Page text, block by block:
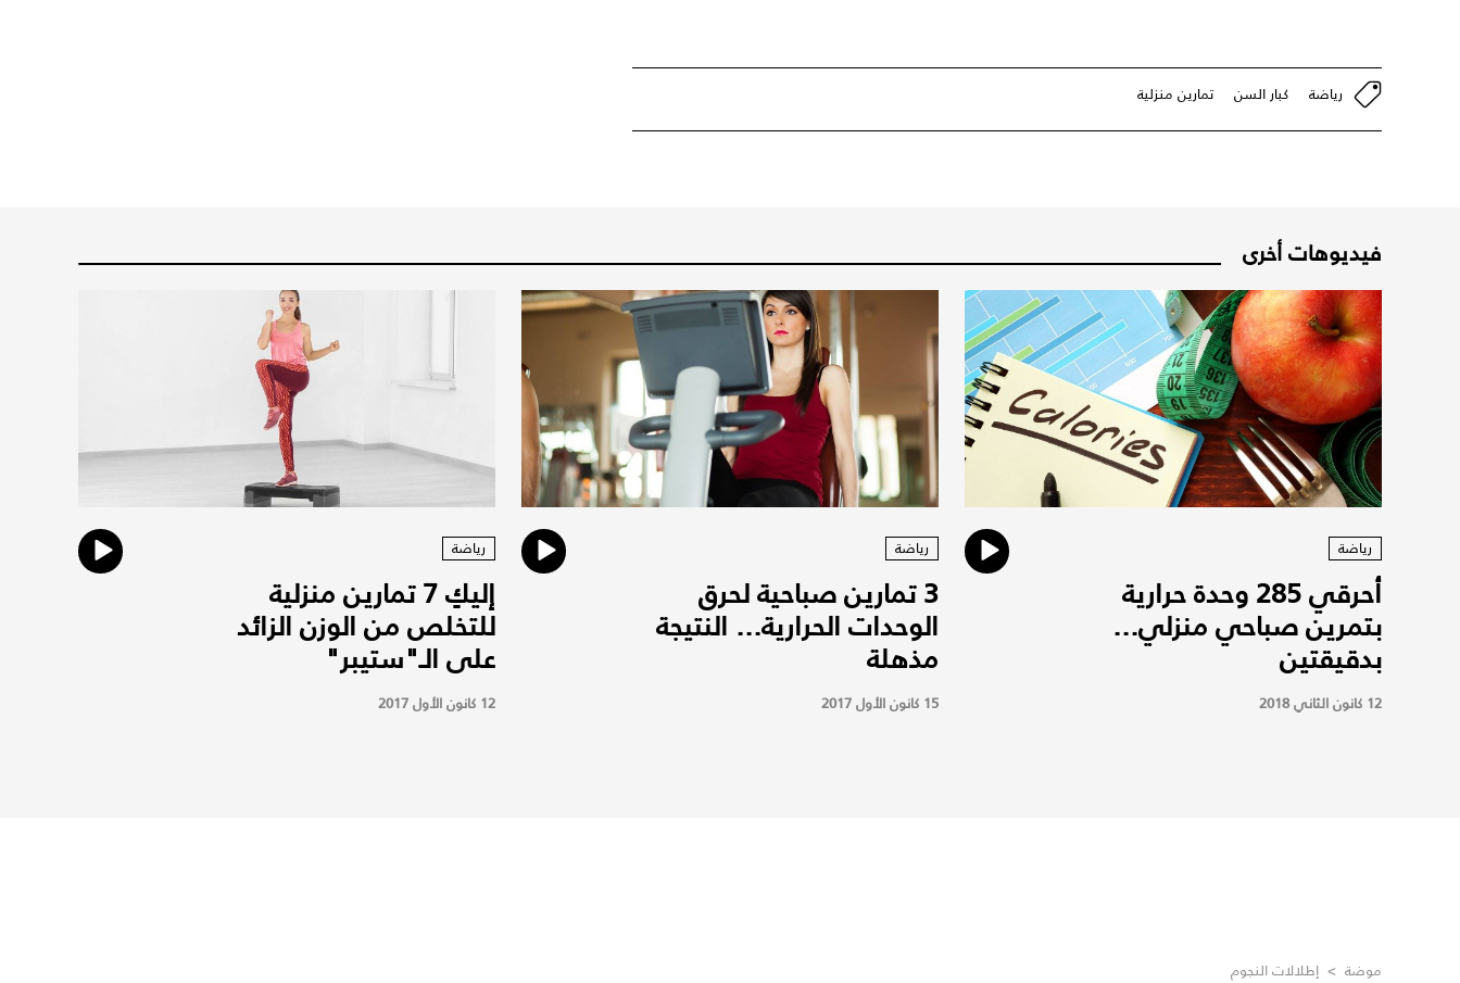
رياضة كبار السن تمارين منزلية
فيديوهات أخرى
رياضة
أحرقي 285 وحدة حرارية
بتمرين صباحي منزلي...
بدقيقتين
12 كانون الثاني 2018
رياضة
3 تمارين صباحية لحرق
الوحدات الحرارية... النتيجة
مذهلة
15 كانون الأول 2017
رياضة
إليكِ 7 تمارين منزلية
للتخلص من الوزن الزائد
على الـ"ستيبر"
12 كانون الأول 2017
موضة > إطلالات النجوم